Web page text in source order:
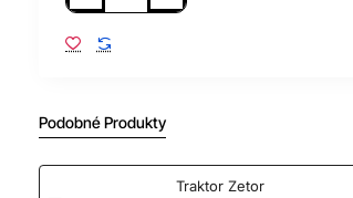
Podobné Produkty
Traktor Zetor